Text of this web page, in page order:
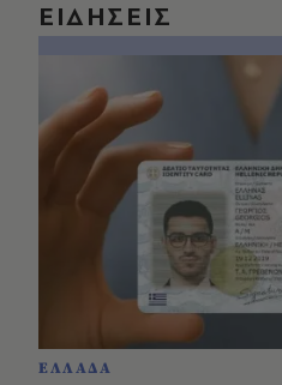
ΕΙΔΗΣΕΙΣ
ΕΛΛΑΔΑ